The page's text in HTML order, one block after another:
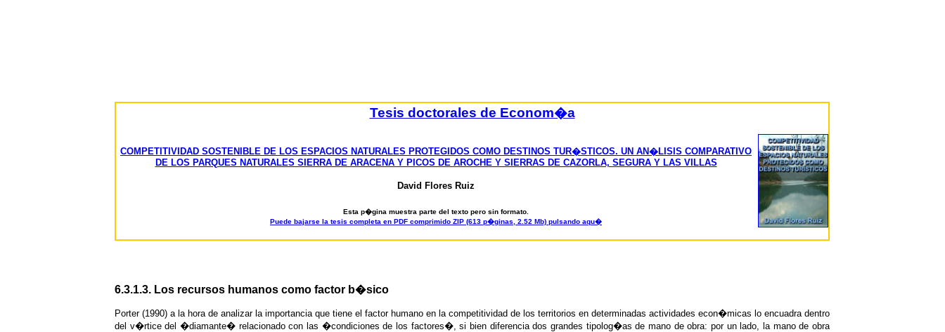
Tesis doctorales de Econom�a
COMPETITIVIDAD SOSTENIBLE DE LOS ESPACIOS NATURALES PROTEGIDOS COMO DESTINOS TUR�STICOS. UN AN�LISIS COMPARATIVO
DE LOS PARQUES NATURALES SIERRA DE ARACENA Y PICOS DE AROCHE Y SIERRAS DE CAZORLA, SEGURA Y LAS VILLAS
David Flores Ruiz
Esta p�gina muestra parte del texto pero sin formato.
Puede bajarse la tesis completa en PDF comprimido ZIP (613 p�ginas, 2.52 Mb) pulsando aqu�
6.3.1.3. Los recursos humanos como factor b�sico
Porter (1990) a la hora de analizar la importancia que tiene el factor humano en la competitividad de los territorios en determinadas actividades econ�micas lo encuadra dentro
del v�rtice del �diamante� relacionado con las �condiciones de los factores�, si bien diferencia dos grandes tipolog�as de mano de obra: por un lado, la mano de obra